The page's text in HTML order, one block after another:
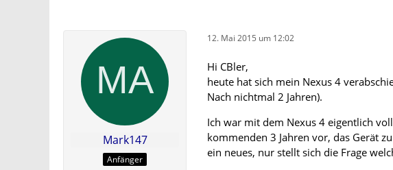
Mark147
Anfänger
12. Mai 2015 um 12:02
Hi CBler,
heute hat sich mein Nexus 4
Nach nichtmal 2 Jahren).
Ich war mit dem Nexus 4 eigentlich
kommenden 3 Jahren vor, das Gerät
ein neues, nur stellt sich die Frage